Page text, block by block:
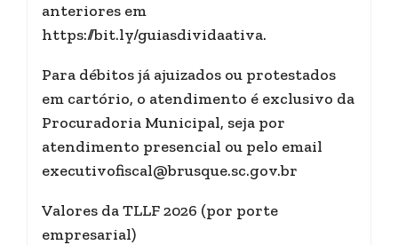
anteriores em
https://bit.ly/guiasdividaativa.
Para débitos já ajuizados ou protestados
em cartório, o atendimento é exclusivo da
Procuradoria Municipal, seja por
atendimento presencial ou pelo email
executivofiscal@brusque.sc.gov.br
Valores da TLLF 2026 (por porte
empresarial)